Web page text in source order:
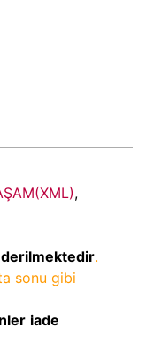
,
.
sonu gibi
iade